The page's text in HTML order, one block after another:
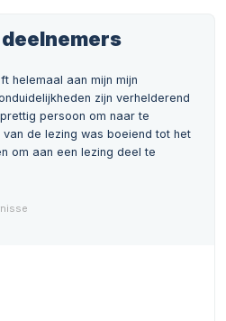
helemaal aan mijn mijn
zijn verhelderend
persoon om naar te
de lezing was boeiend tot het
om aan een lezing deel te